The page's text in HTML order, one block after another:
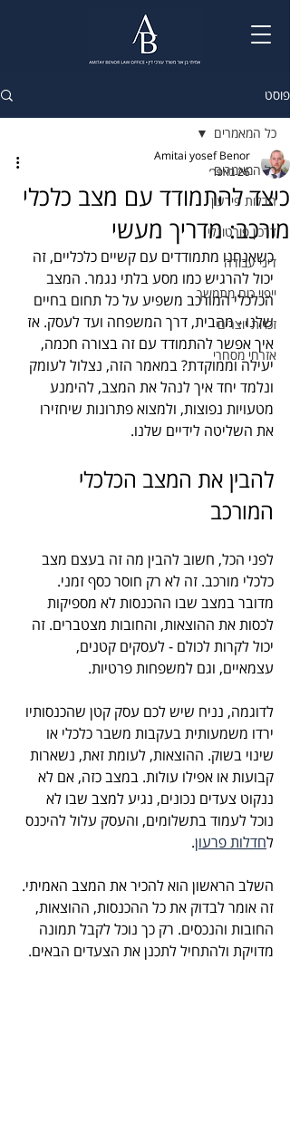
פוסט
כל המאמרים
חדלות פירעון
דרכון פורטוגלי
דיני עבודה
ייפוי כוח מתמשך
זכויות יוצרים
אזרחי מסחרי
כל המאמרים
כיצד להתמודד עם מצב כלכלי
מורכב: מדריך מעשי
Amitai yosef Benor
26 באפר׳
כשאנחנו מתמודדים עם קשיים כלכליים, זה
יכול להרגיש כמו מסע בלתי נגמר. המצב
הכלכלי המורכב משפיע על כל תחום בחיים
שלנו - מהבית, דרך המשפחה ועד לעסק. אז
איך אפשר להתמודד עם זה בצורה חכמה,
יעילה וממוקדת? במאמר הזה, נצלול לעומק
ונלמד יחד איך לנהל את המצב, להימנע
מטעויות נפוצות, ולמצוא פתרונות שיחזירו
את השליטה לידיים שלנו.
להבין את המצב הכלכלי
המורכב
לפני הכל, חשוב להבין מה זה בעצם מצב
כלכלי מורכב. זה לא רק חוסר כסף זמני.
מדובר במצב שבו ההכנסות לא מספיקות
לכסות את ההוצאות, והחובות מצטברים. זה
יכול לקרות לכולם - לעסקים קטנים,
עצמאיים, וגם למשפחות פרטיות.
לדוגמה, נניח שיש לכם עסק קטן שהכנסותיו
ירדו משמעותית בעקבות משבר כלכלי או
שינוי בשוק. ההוצאות, לעומת זאת, נשארות
קבועות או אפילו עולות. במצב כזה, אם לא
ננקוט צעדים נכונים, נגיע למצב שבו לא
נוכל לעמוד בתשלומים, והעסק עלול להיכנס
לחדלות פרעון.
השלב הראשון הוא להכיר את המצב האמיתי.
זה אומר לבדוק את כל ההכנסות, ההוצאות,
החובות והנכסים. רק כך נוכל לקבל תמונה
מדויקת ולהתחיל לתכנן את הצעדים הבאים.